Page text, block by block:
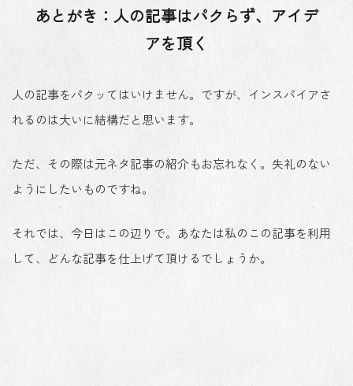
あとがき：人の記事はパクらず、アイデ
アを頂く
人の記事をパクッてはいけません。ですが、インスパイアさ
れるのは大いに結構だと思います。
ただ、その際は元ネタ記事の紹介もお忘れなく。失礼のない
ようにしたいものですね。
それでは、今日はこの辺りで。あなたは私のこの記事を利用
して、どんな記事を仕上げて頂けるでしょうか。